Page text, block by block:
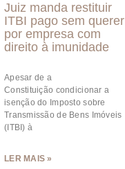
Juiz manda restituir
ITBI pago sem querer
por empresa com
direito à imunidade
Apesar de a
Constituição condicionar a
isenção do Imposto sobre
Transmissão de Bens Imóveis
(ITBI) à
LER MAIS »